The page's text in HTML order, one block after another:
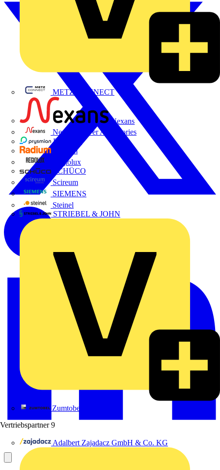
METZ CONNECT
Nexans
Nexans Power Accessories
Prysmian
Radium
Regiolux
SCHÜCO
Scireum
SIEMENS
Steinel
STRIEBEL & JOHN
Zumtobel
Vertriebspartner 9
Adalbert Zajadacz GmbH & Co. KG